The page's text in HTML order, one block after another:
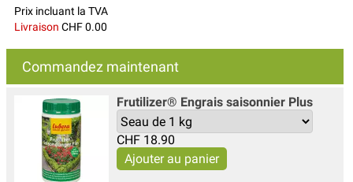
Prix incluant la TVA
Livraison CHF 0.00
Commandez maintenant
Frutilizer® Engrais saisonnier Plus
CHF 18.90